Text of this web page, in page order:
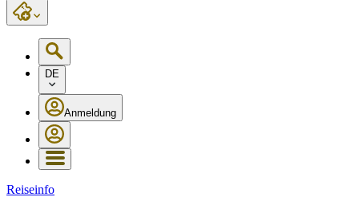
DE
Anmeldung
Reiseinfo